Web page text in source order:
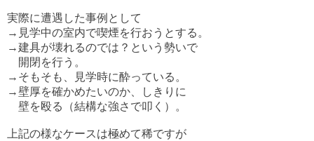
実際に遭遇した事例として
→見学中の室内で喫煙を行おうとする。
→建具が壊れるのでは？という勢いで
開閉を行う。
→そもそも、見学時に酔っている。
→壁厚を確かめたいのか、しきりに
壁を殴る（結構な強さで叩く）。
上記の様なケースは極めて稀ですが